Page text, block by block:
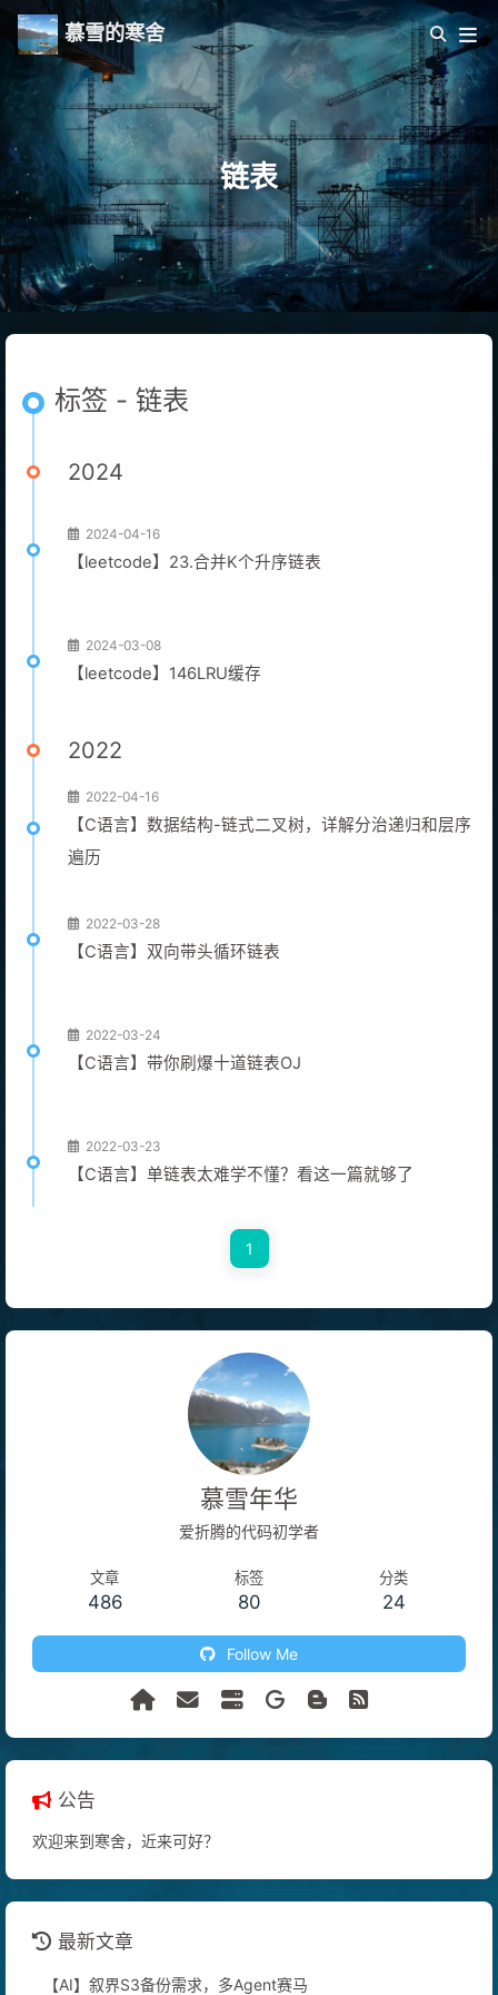
慕雪的寒舍
链表
标签 - 链表
2024
2024-04-16
【leetcode】23.合并K个升序链表
2024-03-08
【leetcode】146LRU缓存
2022
2022-04-16
【C语言】数据结构-链式二叉树，详解分治递归和层序
遍历
2022-03-28
【C语言】双向带头循环链表
2022-03-24
【C语言】带你刷爆十道链表OJ
2022-03-23
【C语言】单链表太难学不懂？看这一篇就够了
1
慕雪年华
爱折腾的代码初学者
文章
486
标签
80
分类
24
Follow Me
公告
欢迎来到寒舍，近来可好？
最新文章
【AI】叙界S3备份需求，多Agent赛马